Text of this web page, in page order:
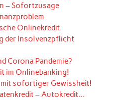
– Sofortzusage
Onlinekredit
der Insolvenzpflicht
Corona Pandemie?
im Onlinebanking!
sofortiger Gewissheit!
– Autokredit…